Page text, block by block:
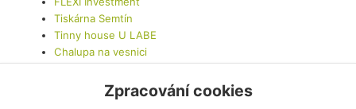
Tiskárna Semtín
Tinny house U LABE
Chalupa na vesnici
Zpracování cookies